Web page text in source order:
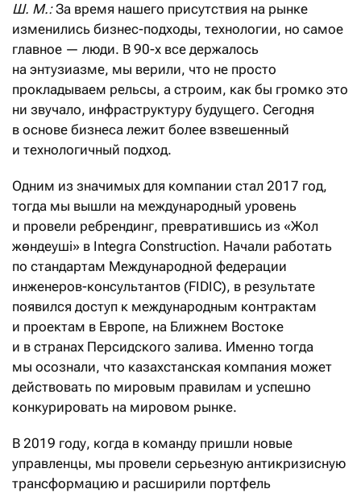
Ш. М.:За время нашего присутствия на рынке
изменились бизнес-подходы, технологии, но самое
главное — люди. В 90-х все держалось
на энтузиазме, мы верили, что не просто
прокладываем рельсы, а строим, как бы громко это
ни звучало, инфраструктуру будущего. Сегодня
в основе бизнеса лежит более взвешенный
и технологичный подход.
Одним из значимых для компании стал 2017 год,
тогда мы вышли на международный уровень
и провели ребрендинг, превратившись из «Жол
жөндеуші» в Integra Construction. Начали работать
по стандартам Международной федерации
инженеров-консультантов (FIDIC), в результате
появился доступ к международным контрактам
и проектам в Европе, на Ближнем Востоке
и в странах Персидского залива. Именно тогда
мы осознали, что казахстанская компания может
действовать по мировым правилам и успешно
конкурировать на мировом рынке.
В 2019 году, когда в команду пришли новые
управленцы, мы провели серьезную антикризисную
трансформацию и расширили портфель